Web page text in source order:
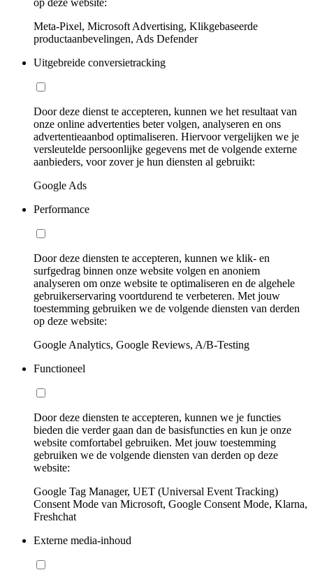
op deze website:
Meta-Pixel, Microsoft Advertising, Klikgebaseerde
productaanbevelingen, Ads Defender
Uitgebreide conversietracking
Door deze dienst te accepteren, kunnen we het resultaat van
onze online advertenties beter volgen, analyseren en ons
advertentieaanbod optimaliseren. Hiervoor vergelijken we je
versleutelde persoonlijke gegevens met de volgende externe
aanbieders, voor zover je hun diensten al gebruikt:
Google Ads
Performance
Door deze diensten te accepteren, kunnen we klik- en
surfgedrag binnen onze website volgen en anoniem
analyseren om onze website te optimaliseren en de algehele
gebruikerservaring voortdurend te verbeteren. Met jouw
toestemming gebruiken we de volgende diensten van derden
op deze website:
Google Analytics, Google Reviews, A/B-Testing
Functioneel
Door deze diensten te accepteren, kunnen we je functies
bieden die verder gaan dan de basisfuncties en kun je onze
website comfortabel gebruiken. Met jouw toestemming
gebruiken we de volgende diensten van derden op deze
website:
Google Tag Manager, UET (Universal Event Tracking)
Consent Mode van Microsoft, Google Consent Mode, Klarna,
Freshchat
Externe media-inhoud